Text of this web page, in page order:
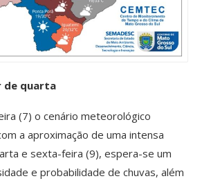
de quarta
(7) o cenário meteorológico
a aproximação de uma intensa
e sexta-feira (9), espera-se um
e probabilidade de chuvas, além